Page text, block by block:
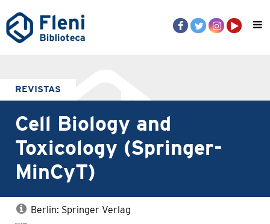
REVISTAS
Cell Biology and
Toxicology (Springer-
MinCyT)
Berlin: Springer Verlag